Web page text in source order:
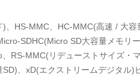
HS-MMC、HC-MMC(高速 / 大
SDHC(Micro SD大容量メモリ
RS-MMC(リデューストサイズ・
、xD(エクストリームデジタル)